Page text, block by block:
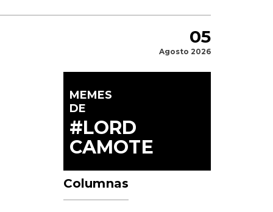
05
Agosto 2026
MEMES
DE
#LORD
CAMOTE
Columnas